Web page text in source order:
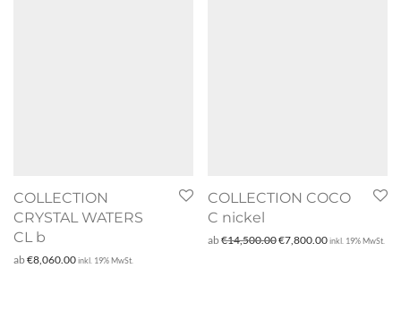
COLLECTION
CRYSTAL WATERS
CL b
ab€8,060.00inkl. 19% MwSt.
COLLECTION COCO
C nickel
ab€14,500.00Ursprünglicher Preis
€7,800.00Aktueller Preis
inkl. 19% MwSt.